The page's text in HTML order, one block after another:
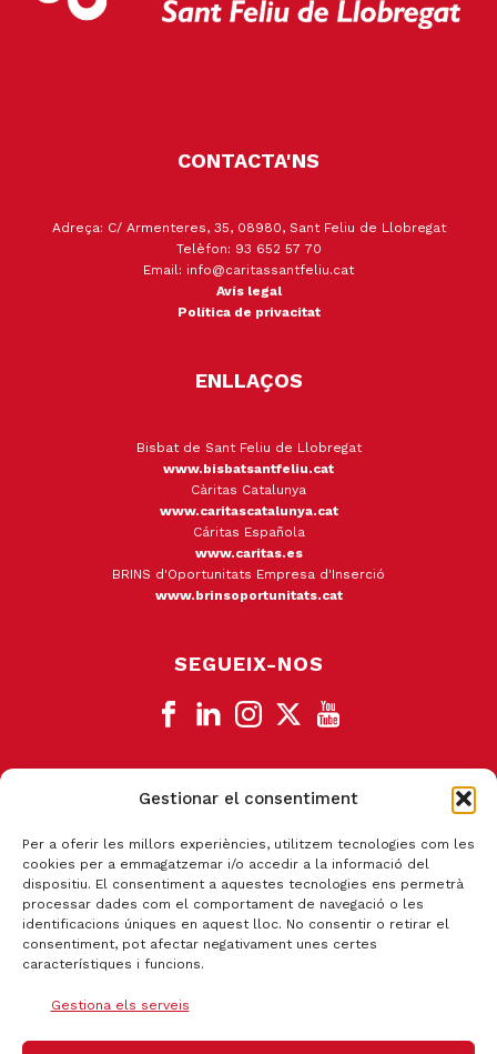
Gestionar el consentiment
Per a oferir les millors experiències, utilitzem tecnologies com les
cookies per a emmagatzemar i/o accedir a la informació del
dispositiu. El consentiment a aquestes tecnologies ens permetrà
processar dades com el comportament de navegació o les
identificacions úniques en aquest lloc. No consentir o retirar el
consentiment, pot afectar negativament unes certes
característiques i funcions.
Gestiona els serveis
CONTACTA'NS
Adreça: C/ Armenteres, 35, 08980, Sant Feliu de Llobregat
Telèfon: 93 652 57 70
Email: info@caritassantfeliu.cat
Avís legal
Política de privacitat
ENLLAÇOS
Bisbat de Sant Feliu de Llobregat
www.bisbatsantfeliu.cat
Càritas Catalunya
www.caritascatalunya.cat
Cáritas Española
www.caritas.es
BRINS d'Oportunitats Empresa d'Inserció
www.brinsoportunitats.cat
SEGUEIX-NOS
CANAL DE DENÚNCIA